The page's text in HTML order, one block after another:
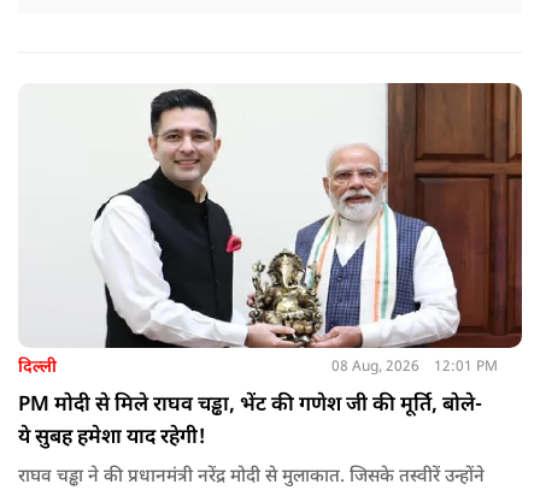
दिल्ली 08 Aug, 2026 12:01 PM
PM मोदी से मिले राघव चड्ढा, भेंट की गणेश जी की मूर्ति, बोले-
ये सुबह हमेशा याद रहेगी!
राघव चड्ढा ने की प्रधानमंत्री नरेंद्र मोदी से मुलाकात. जिसके तस्वीरें उन्होंने